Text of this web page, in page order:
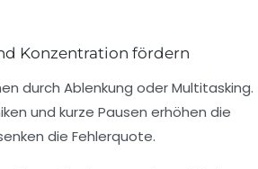
Konzentration fördern
durch Ablenkung oder Multitasking.
und kurze Pausen erhöhen die
die Fehlerquote.